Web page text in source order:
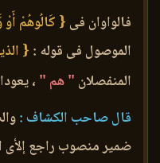
فالواوان فى { كَالُوهُمْ
الموصول فى قوله : {
المنفصلان " هم " ،
قال صاحب الكشاف :
ضمير منصوب راجع إلأى